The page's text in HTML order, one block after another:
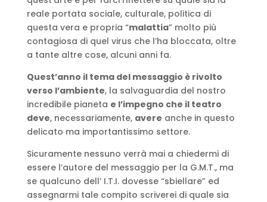
reale portata sociale, culturale, politica di
questa vera e propria “malattia” molto più
contagiosa di quel virus che l’ha bloccata, oltre
a tante altre cose, alcuni anni fa.
Quest’anno il tema del messaggio è rivolto
verso l’ambiente, la salvaguardia del nostro
incredibile pianeta e l’impegno che il teatro
deve, necessariamente, avere anche in questo
delicato ma importantissimo settore.
Sicuramente nessuno verrà mai a chiedermi di
essere l’autore del messaggio per la G.M.T., ma
se qualcuno dell’ I.T.I. dovesse “sbiellare” ed
assegnarmi tale compito scriverei di quale sia